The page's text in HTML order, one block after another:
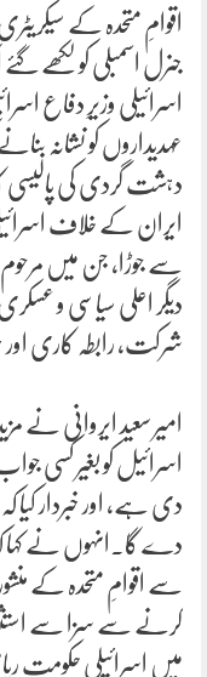
اقوامِ متحدہ کے
جنرل اسمبلی کو لکھے
اسرائیلی وزیرِ دفاع
عہدیداروں کو نشانہ
دہشت گردی کی
ایران کے خلاف
سے جوڑا، جن میں مرحوم
دیگر اعلی سیاسی و
شرکت، رابطہ کاری اور
امیر سعید ایروانی نے
اسرائیل کو بغیر کسی
دی ہے، اور خبردار کیا
دے گا۔انہوں نے کہا
سے اقوامِ متحدہ کے
کرنے سے سزا سے
میں اسرائیلی حکومت